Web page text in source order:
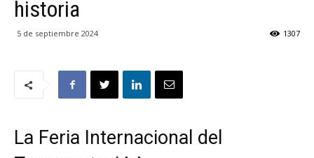
historia
5 de septiembre 2024 1307
La Feria Internacional del